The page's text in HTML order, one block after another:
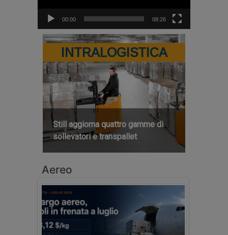
00:00 08:26
INTRALOGISTICA
Still aggiorna quattro gamme di
sollevatori e transpallet
Aereo